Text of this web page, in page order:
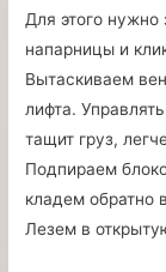
Для этого нужно
напарницы и
Вытаскиваем
лифта.
тащит груз,
Подпираем
кладем обратно
Лезем в